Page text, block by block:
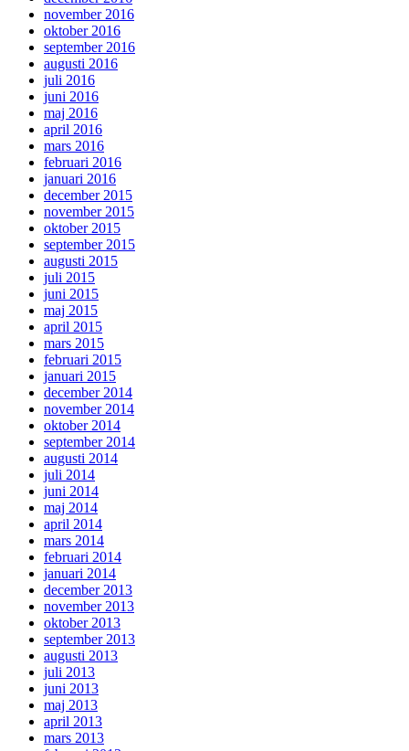
november 2016
oktober 2016
september 2016
augusti 2016
juli 2016
juni 2016
maj 2016
april 2016
mars 2016
februari 2016
januari 2016
december 2015
november 2015
oktober 2015
september 2015
augusti 2015
juli 2015
juni 2015
maj 2015
april 2015
mars 2015
februari 2015
januari 2015
december 2014
november 2014
oktober 2014
september 2014
augusti 2014
juli 2014
juni 2014
maj 2014
april 2014
mars 2014
februari 2014
januari 2014
december 2013
november 2013
oktober 2013
september 2013
augusti 2013
juli 2013
juni 2013
maj 2013
april 2013
mars 2013